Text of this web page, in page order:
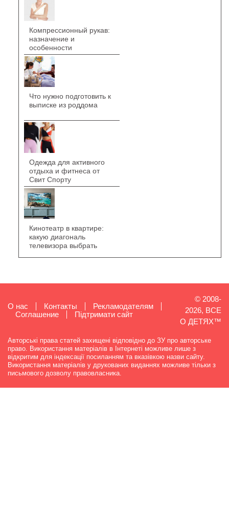
Компрессионный рукав:
назначение и
особенности
Что нужно подготовить к
выписке из роддома
Одежда для активного
отдыха и фитнеса от
Свит Спорту
Кинотеатр в квартире:
какую диагональ
телевизора выбрать
О нас Контакты
Рекламодателям
Cоглашение
Підтримати сайт
© 2008-
2026, ВСЕ
О ДЕТЯХ™
Авторські права статей захищені відповідно до ЗУ про авторське
право. Використання матеріалів в Інтернеті можливе лише з
відкритим для індексації посиланням та вказівкою назви сайту.
Використання матеріалів у друкованих виданнях можливе тільки з
письмового дозволу правовласника.